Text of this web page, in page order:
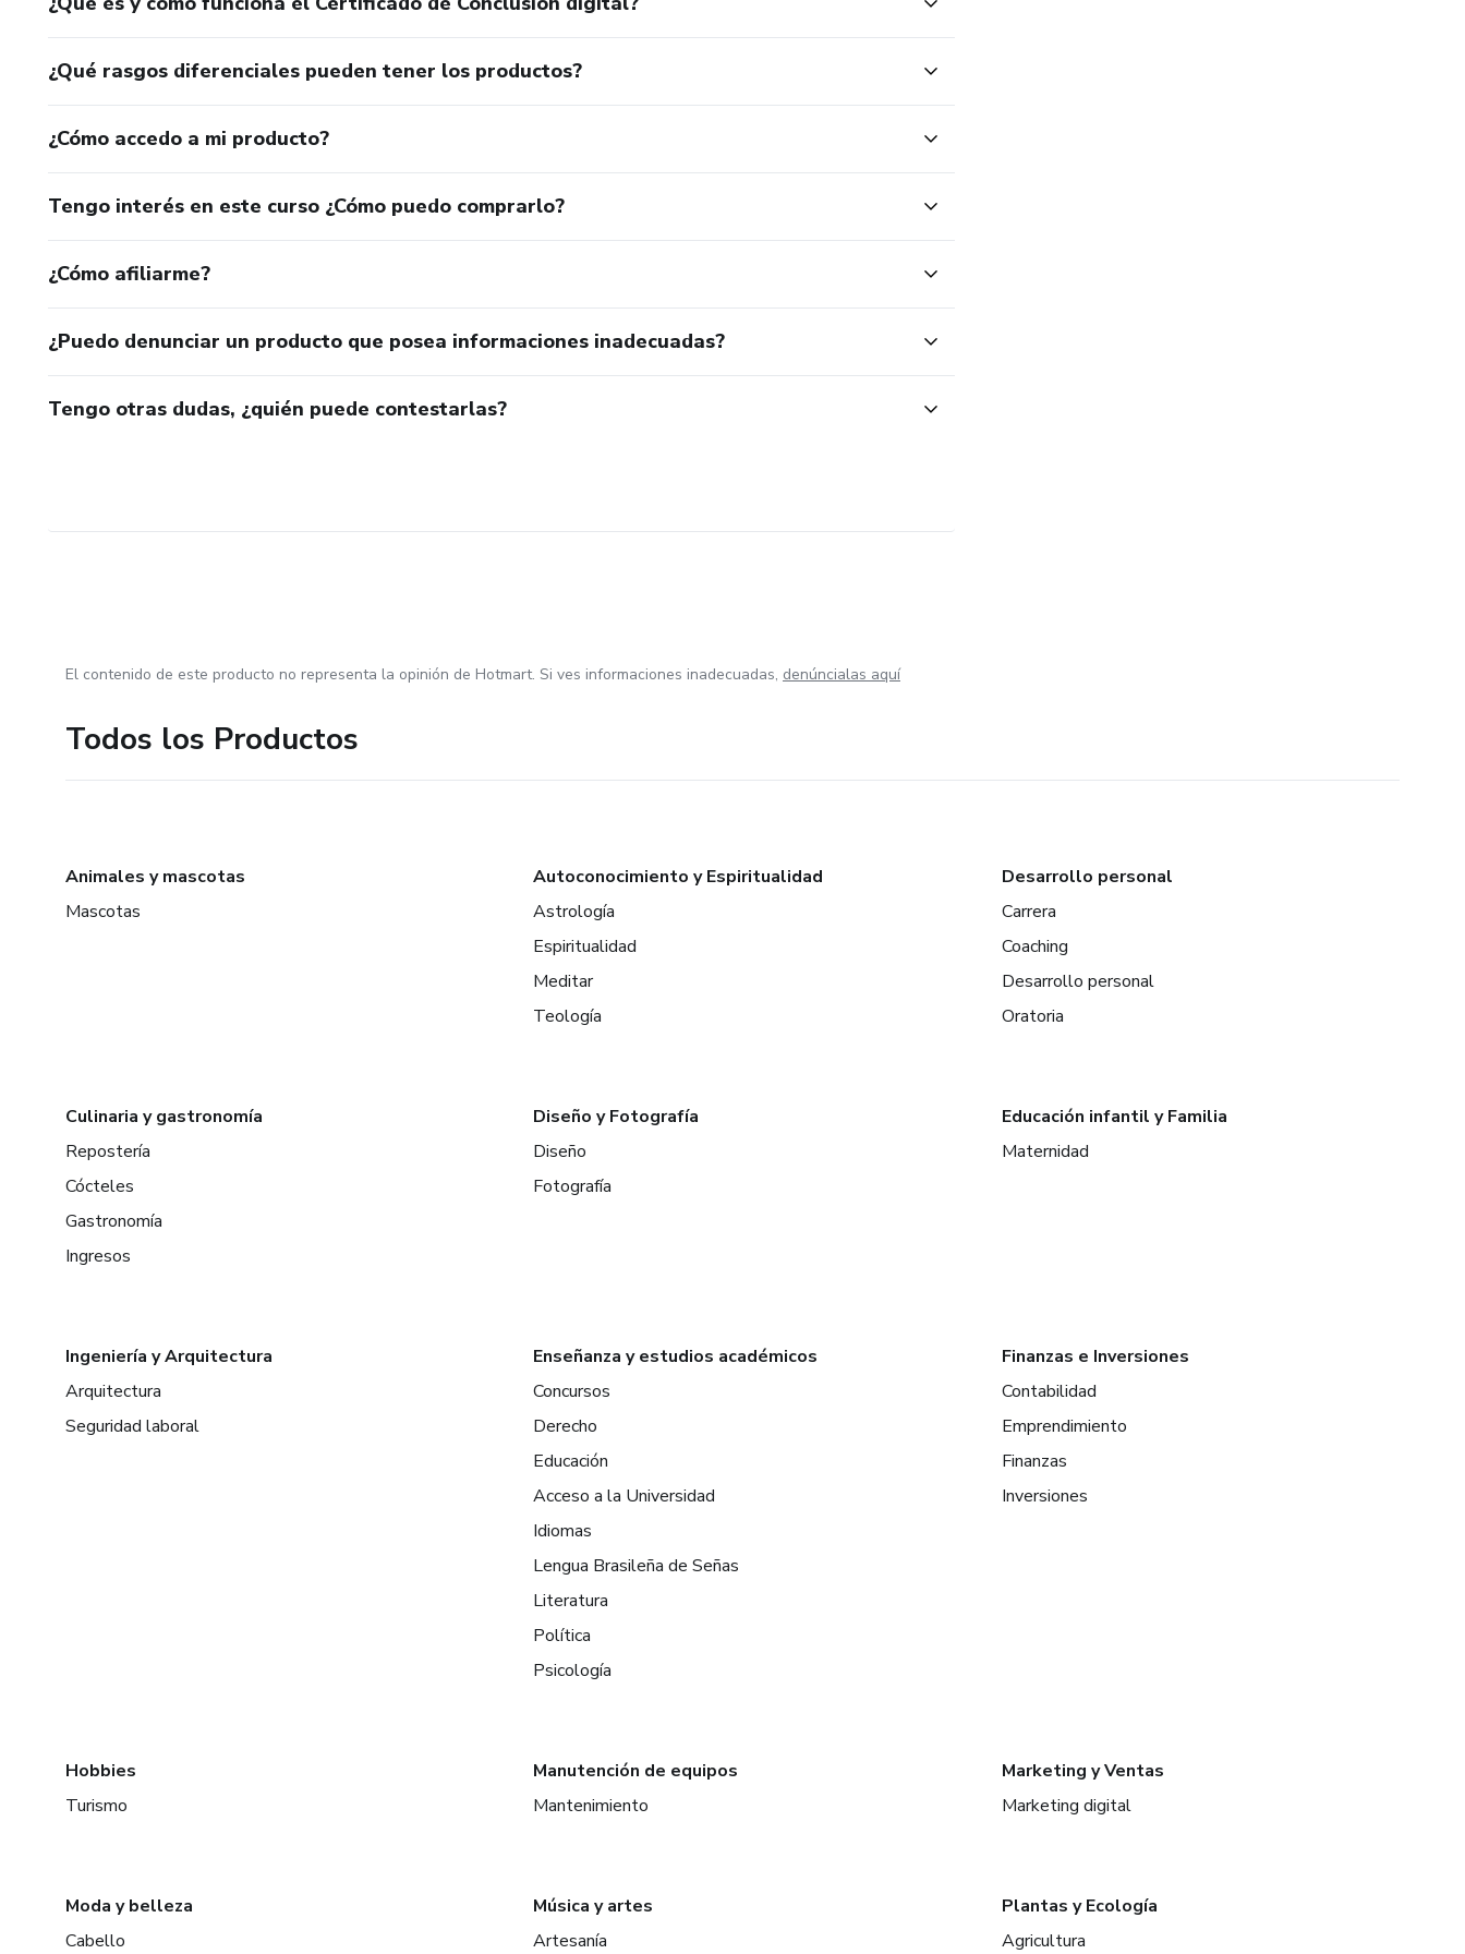
Cada logro, una prueba de que sí se puede cuando se hace con propósito.
🎯 La Membresía es tu espacio para crecer aprender y accionar.
Sin Permanencia no puedes dejarnos cuando desees se hace directamente con Hotmart.
¿Qué rasgos diferenciales pueden tener los productos?
¿Cómo accedo a mi producto?
Tengo interés en este curso ¿Cómo puedo comprarlo?
¿Cómo afiliarme?
¿Puedo denunciar un producto que posea informaciones inadecuadas?
Tengo otras dudas, ¿quién puede contestarlas?
El contenido de este producto no representa la opinión de Hotmart. Si ves informaciones inadecuadas, denúncialas aquí
Todos los Productos
Animales y mascotas
Mascotas
Autoconocimiento y Espiritualidad
Astrología
Espiritualidad
Meditar
Teología
Desarrollo personal
Carrera
Coaching
Desarrollo personal
Oratoria
Culinaria y gastronomía
Repostería
Cócteles
Gastronomía
Ingresos
Diseño y Fotografía
Diseño
Fotografía
Educación infantil y Familia
Maternidad
Ingeniería y Arquitectura
Arquitectura
Seguridad laboral
Enseñanza y estudios académicos
Concursos
Derecho
Educación
Acceso a la Universidad
Idiomas
Lengua Brasileña de Señas
Literatura
Política
Psicología
Finanzas e Inversiones
Contabilidad
Emprendimiento
Finanzas
Inversiones
Hobbies
Turismo
Manutención de equipos
Mantenimiento
Marketing y Ventas
Marketing digital
Moda y belleza
Cabello
Música y artes
Artesanía
Plantas y Ecología
Agricultura